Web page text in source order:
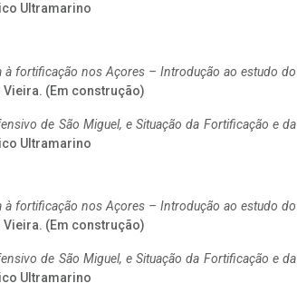
Ultramarino
à fortificação nos Açores – Introdução ao estudo do
Vieira. (Em construção)
de São Miguel, e Situação da Fortificação e da
Ultramarino
à fortificação nos Açores – Introdução ao estudo do
Vieira. (Em construção)
de São Miguel, e Situação da Fortificação e da
Ultramarino